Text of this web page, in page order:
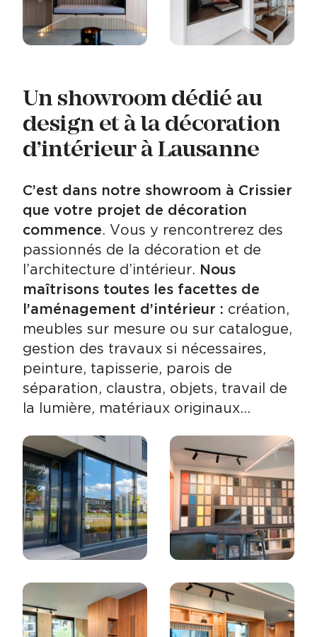
Un showroom dédié au
design et à la décoration
d’intérieur à Lausanne
C’est dans notre showroom à Crissier
que votre projet de décoration
commence. Vous y rencontrerez des
passionnés de la décoration et de
l’architecture d’intérieur. Nous
maîtrisons toutes les facettes de
l’aménagement d’intérieur : création,
meubles sur mesure ou sur catalogue,
gestion des travaux si nécessaires,
peinture, tapisserie, parois de
séparation, claustra, objets, travail de
la lumière, matériaux originaux…